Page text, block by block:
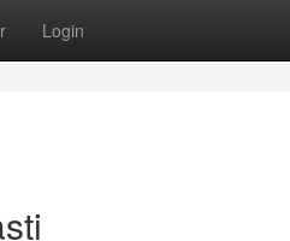
Login